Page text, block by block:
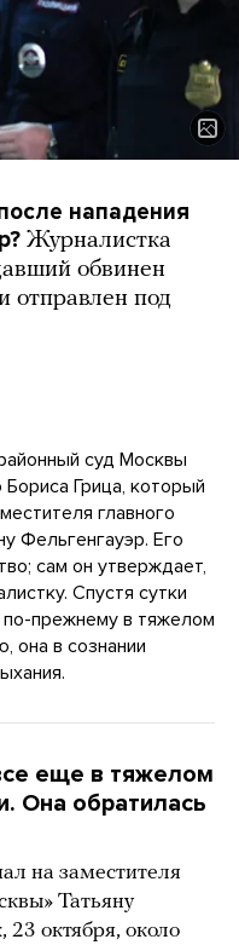
нападения
Журналистка
обвинен
отправлен под
суд Москвы
Грица, который
главного
Фельгенгауэр. Его
сам он утверждает,
Спустя сутки
по-прежнему в тяжелом
она в сознании
еще в тяжелом
Она обратилась
на заместителя
Татьяну
23 октября, около